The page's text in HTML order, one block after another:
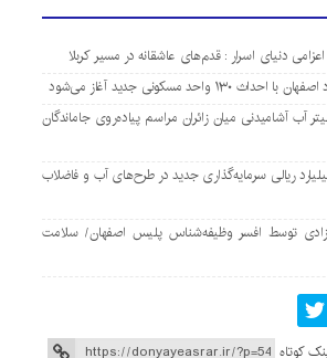
دنیای اسرار : قدم‌های عاشقانه در مسیر کربلا
واحد مسکونی جدید آغاز می‌شود
از ۸۰ هزار لیتر آب آشامیدنی میان زائران مراسم پیاده‌روی جاماندگان
178 هزار میلیارد ریالی سرمایه‌گذاری جدید در طرح‌های آب و فاضلاب
بهار آزادی توسط افسر وظیفه‌شناس پلیس اصفهان/ سلامت
کوتاه